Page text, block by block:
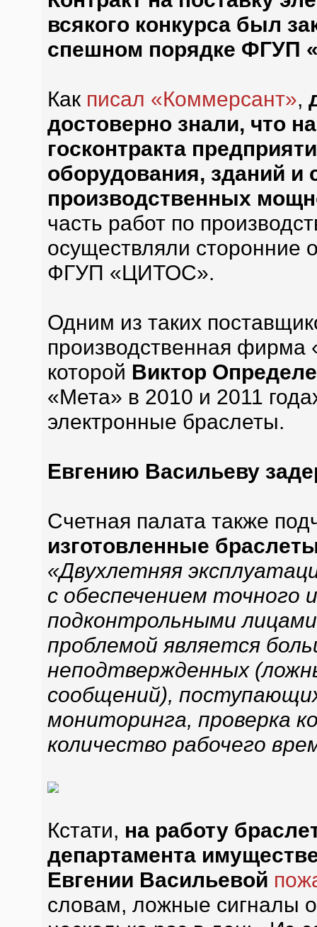
всякого конкурса был
спешном порядке ФГУП
Как писал «Коммерсант»,
достоверно знали, что
госконтракта
оборудования, зданий
производственных
часть работ по
осуществляли сторонние
ФГУП «ЦИТОС».
Одним из таких
производственная фирма
которой Виктор
«Мета» в 2010 и 2011
электронные браслеты.
Евгению Васильеву
Счетная палата также
изготовленные
«Двухлетняя
с обеспечением точного
подконтрольными
проблемой является
неподтвержденных
сообщений),
мониторинга, проверка
количество рабочего
Кстати, на работу
департамента
Евгении Васильевой
словам, ложные сигналы